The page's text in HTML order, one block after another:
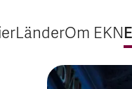
Garantier
LänderExpandera
Om EKN